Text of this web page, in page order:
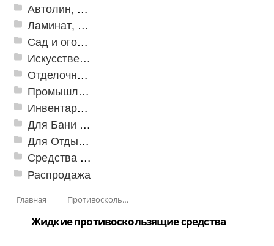
Автолин, Транслин, Линолеум
Ламинат, Кварцвиниловая плитка SPC
Сад и огород
Искусственная трава
Отделочные профили
Промышленный текстиль
Инвентарь для клининга
Для Бани и Сауны
Для Отдыха и Пикника
Средства от насекомых и садовых вредителей
Распродажа
Главная Противоскользящая защита для лестниц, профили, ленты
Жидкие противоскользящие средства